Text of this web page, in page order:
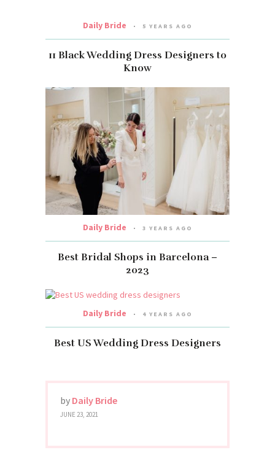
Daily Bride 5 YEARS AGO
11 Black Wedding Dress Designers to
Know
Daily Bride 3 YEARS AGO
Best Bridal Shops in Barcelona –
2023
Daily Bride 4 YEARS AGO
Best US Wedding Dress Designers
by Daily Bride
JUNE 23, 2021